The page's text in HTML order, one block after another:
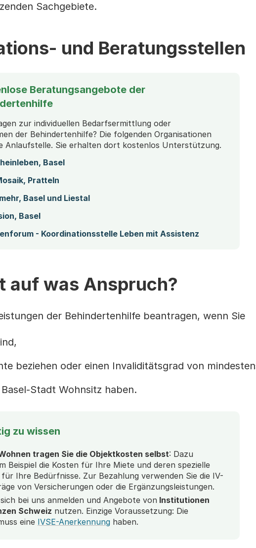
Sachgebiete.
und Beratungsstellen
Beratungsangebote der
zur individuellen Bedarfsermittlung oder
der Behindertenhilfe? Die folgenden Organisationen
Anlaufstelle. Sie erhalten dort kostenlos Unterstützung.
Basel
Pratteln
Basel und Liestal
Basel
- Koordinationsstelle Leben mit Assistenz
auf was Anspruch?
der Behindertenhilfe beantragen, wenn Sie
beziehen oder einen Invaliditätsgrad von
Stadt Wohnsitz haben.
zu wissen
tragen Sie die Objektkosten selbst: Dazu
Beispiel die Kosten für Ihre Miete und deren spezielle
Ihre Bedürfnisse. Zur Bezahlung verwenden Sie die IV-
von Versicherungen oder die Ergänzungsleistungen.
bei uns anmelden und Angebote von Institutionen
Schweiz nutzen. Einzige Voraussetzung: Die
eine IVSE-Anerkennung haben.